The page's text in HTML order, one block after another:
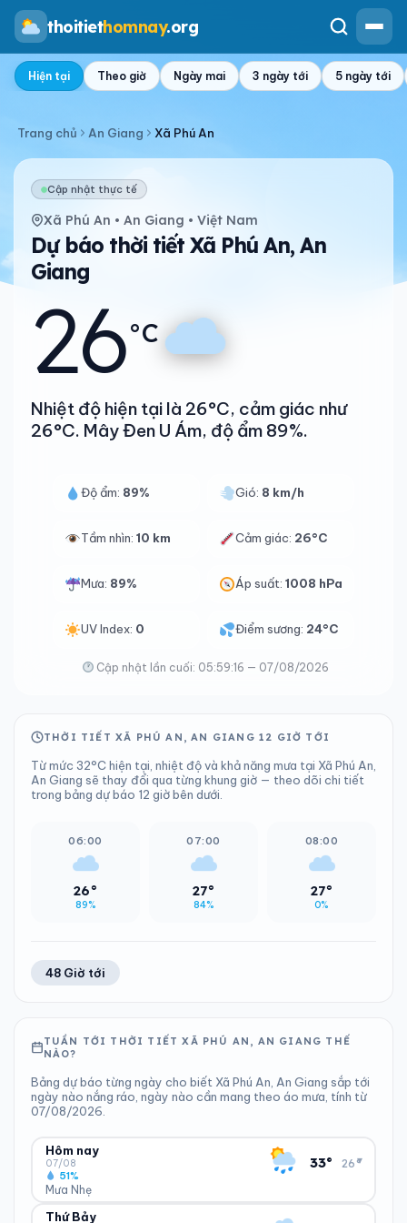
thoitiethomnay.org
Hiện tại Theo giờ Ngày mai 3 ngày tới 5 ngày tới
Trang chủ An Giang Xã Phú An
Cập nhật thực tế
Xã Phú An • An Giang • Việt Nam
Dự báo thời tiết Xã Phú An, An
Giang
26°C
Nhiệt độ hiện tại là 26°C, cảm giác như
26°C. Mây Đen U Ám, độ ẩm 89%.
Độ ẩm: 89% Gió: 8 km/h
Tầm nhìn: 10 km Cảm giác: 26°C
Mưa: 89% Áp suất:1008 hPa
UV Index: 0 Điểm sương: 24°C
Cập nhật lần cuối: 05:59:16 — 07/08/2026
THỜI TIẾT XÃ PHÚ AN, AN GIANG 12 GIỜ TỚI
Từ mức 32°C hiện tại, nhiệt độ và khả năng mưa tại Xã Phú An,
An Giang sẽ thay đổi qua từng khung giờ — theo dõi chi tiết
trong bảng dự báo 12 giờ bên dưới.
06:00
26°
89%
07:00
27°
84%
08:00
27°
0%
48 Giờ tới
TUẦN TỚI THỜI TIẾT XÃ PHÚ AN, AN GIANG THẾ
NÀO?
Bảng dự báo từng ngày cho biết Xã Phú An, An Giang sắp tới
ngày nào nắng ráo, ngày nào cần mang theo áo mưa, tính từ
07/08/2026.
Hôm nay
07/08
Mưa Nhẹ
51%
33° 26°
▾
ĐỘ ẨM
Thứ Bảy